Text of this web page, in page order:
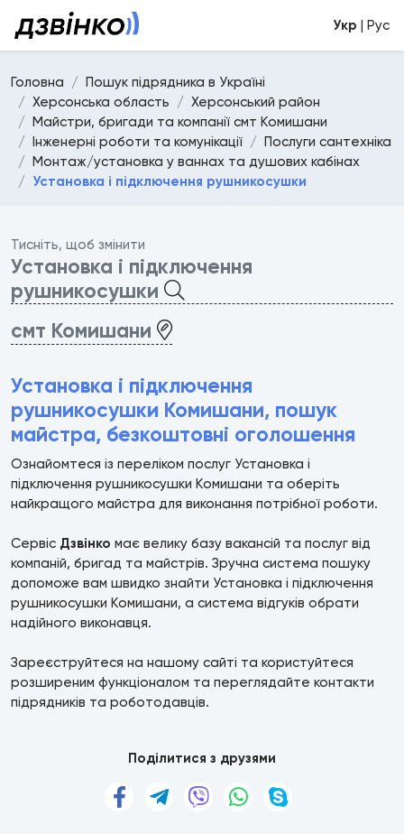
Укр | Рус
Головна
Пошук підрядника в Україні
Херсонська область
Херсонський район
Майстри, бригади та компанії смт Комишани
Інженерні роботи та комунікації
Послуги сантехніка
Монтаж/установка у ваннах та душових кабінах
Установка і підключення рушникосушки
Тисніть, щоб змінити
Установка і підключення
рушникосушки
смт Комишани
Установка і підключення
рушникосушки Комишани, пошук
майстра, безкоштовні оголошення
Ознайомтеся із переліком послуг Установка і
підключення рушникосушки Комишани та оберіть
найкращого майстра для виконання потрібної роботи.
Сервіс Дзвінко має велику базу вакансій та послуг від
компаній, бригад та майстрів. Зручна система пошуку
допоможе вам швидко знайти Установка і підключення
рушникосушки Комишани, а система відгуків обрати
надійного виконавця.
Зареєструйтеся на нашому сайті та користуйтеся
розширеним функціоналом та переглядайте контакти
підрядників та роботодавців.
Поділитися з друзями